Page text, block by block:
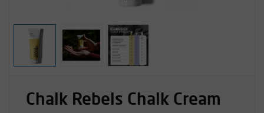
Chalk Rebels Chalk Cream